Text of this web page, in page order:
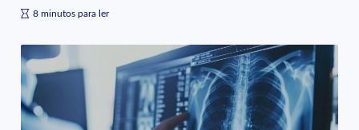
8 minutos para ler